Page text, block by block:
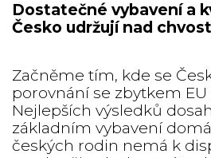
Dostatečné vybavení a
Česko udržují nad
Začněme tím, kde se
porovnání se zbytkem EU
Nejlepších výsledků
základním vybavení
českých rodin nemá k